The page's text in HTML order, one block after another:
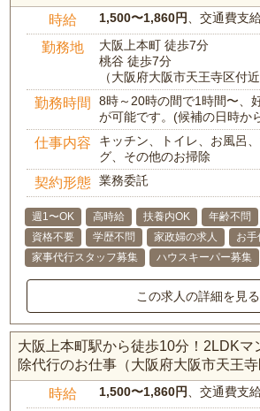
時給 1,500〜1,860円、交通費支
勤務地
大阪上本町 徒歩7分
桃谷 徒歩7分
（大阪府大阪市天王寺区付近
勤務時間
8時～20時の間で1時間〜、
が可能です。(候補の日時か
仕事内容
キッチン、トイレ、お風呂
グ、その他のお掃除
契約形態 業務委託
週1〜OK 高時給 扶養内OK 年齢不問
資格不要
学歴不問 家政婦の求人
お手
家事代行スタッフ募集
ハウスキーパー募集
この求人の詳細を見る
大阪上本町駅から徒歩10分！2LDKマ
除代行のお仕事（大阪府大阪市天王寺
時給 1,500〜1,860円、交通費支